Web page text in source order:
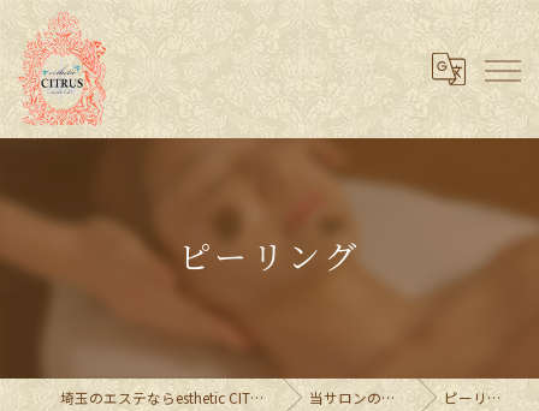
ピーリング
埼玉のエステならesthetic CITRUS 当サロンの特徴 ピーリング